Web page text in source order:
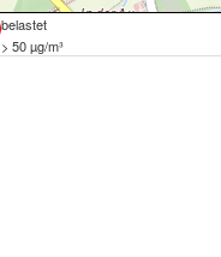
belastet
> 50 µg/m³